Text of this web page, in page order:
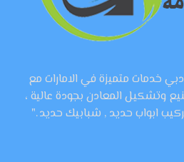
خدمات متميزة في الامارات مع
وتشكيل المعادن بجودة عالية ،
ابواب حديد , شبابيك حديد ."